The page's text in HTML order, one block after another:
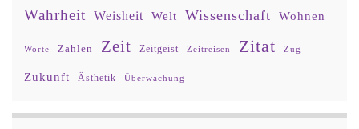
Wahrheit Weisheit Welt Wissenschaft Wohnen
Worte Zahlen Zeit Zeitgeist Zeitreisen Zitat Zug
Zukunft Ästhetik Überwachung